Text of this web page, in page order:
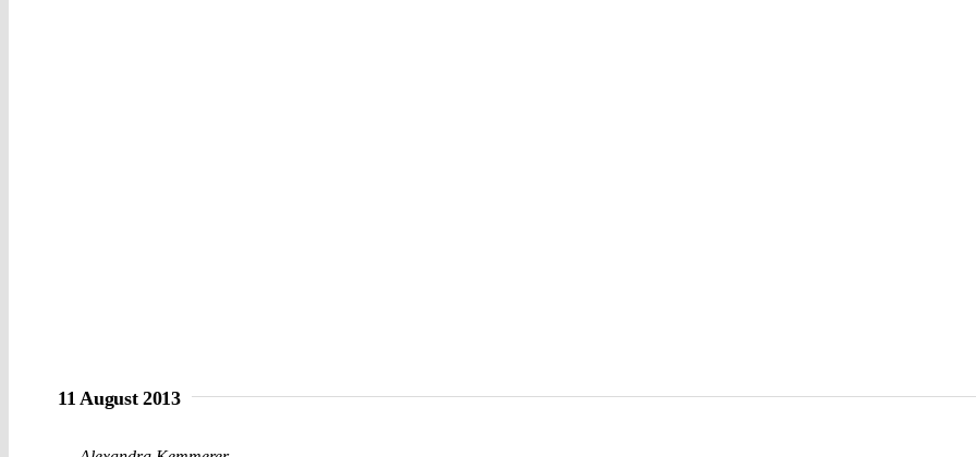
11 August 2013